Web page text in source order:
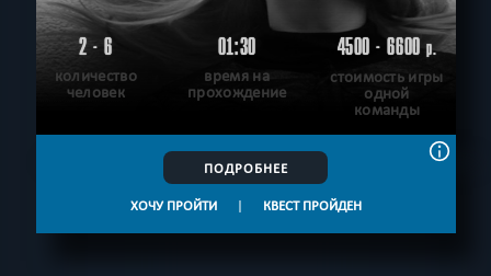
2 - 6
количество
человек
01:30
время на
прохождение
4500 - 6600р.
стоимость игры
одной
команды
ПОДРОБНЕЕ
ХОЧУ ПРОЙТИ | КВЕСТ ПРОЙДЕН